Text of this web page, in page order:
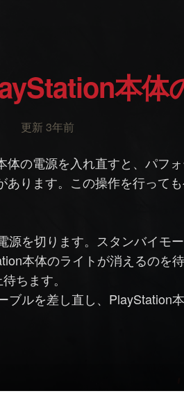
本
更新 3年前
体の電源を入れ直すと、パフ
あります。この操作を行って
源を切ります。スタンバイモ
本体のライトが消えるのを
ちます。
ブルを差し直し、PlayStation